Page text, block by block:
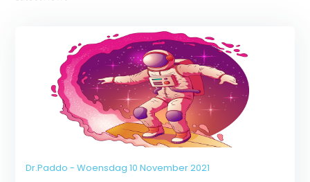
Dr.Paddo - Woensdag 10 November 2021